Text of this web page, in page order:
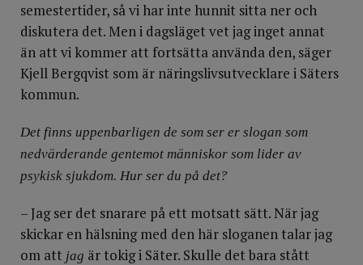
semestertider, så vi har inte hunnit sitta ner och
diskutera det. Men i dagsläget vet jag inget annat
än att vi kommer att fortsätta använda den, säger
Kjell Bergqvist som är näringslivsutvecklare i Säters
kommun.
Det finns uppenbarligen de som ser er slogan som
nedvärderande gentemot människor som lider av
psykisk sjukdom. Hur ser du på det?
– Jag ser det snarare på ett motsatt sätt. När jag
skickar en hälsning med den här sloganen talar jag
om att jag är tokig i Säter. Skulle det bara stått